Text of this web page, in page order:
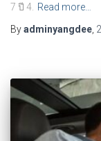
7 ปี 4. Read more…
Byadminyangdee